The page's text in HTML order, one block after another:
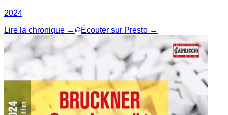
2024
Lire la chronique →
Écouter sur Presto →